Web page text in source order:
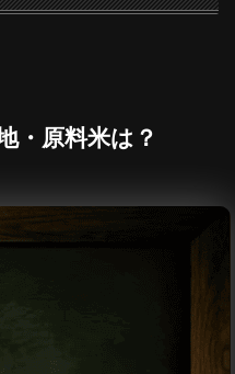
・原料米は？